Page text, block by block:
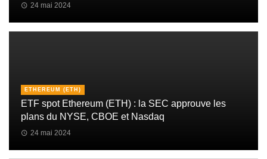
24 mai 2024
ETHEREUM (ETH)
ETF spot Ethereum (ETH) : la SEC approuve les
plans du NYSE, CBOE et Nasdaq
24 mai 2024